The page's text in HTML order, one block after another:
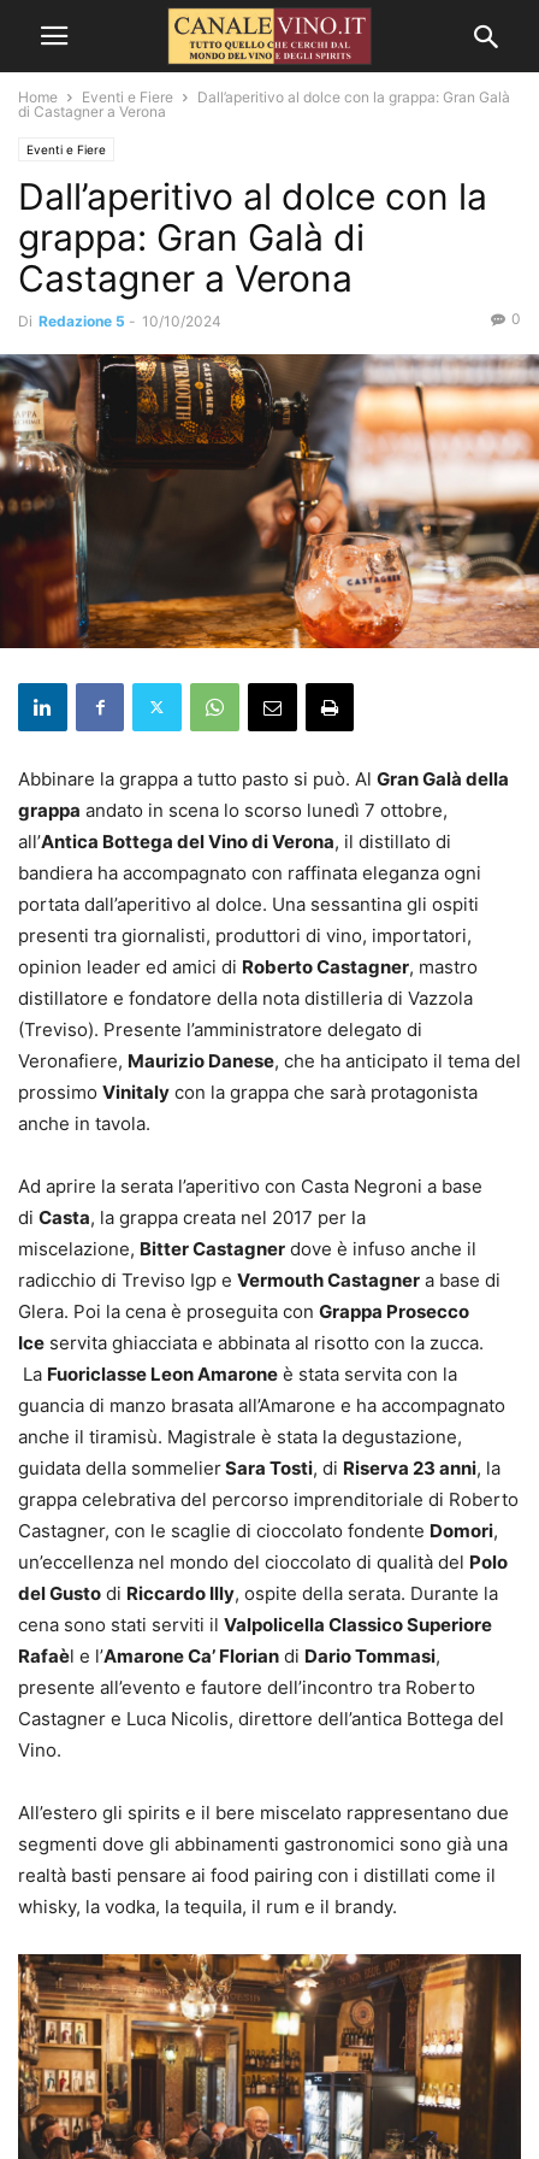
Home Eventi e Fiere
Dall’aperitivo al dolce con la grappa: Gran Galà
di Castagner a Verona
Eventi e Fiere
Dall’aperitivo al dolce con la
grappa: Gran Galà di
Castagner a Verona
Di Redazione 5 - 10/10/2024 0
Abbinare la grappa a tutto pasto si può. Al Gran Galà della
grappa andato in scena lo scorso lunedì 7 ottobre,
all’Antica Bottega del Vino di Verona, il distillato di
bandiera ha accompagnato con raffinata eleganza ogni
portata dall’aperitivo al dolce. Una sessantina gli ospiti
presenti tra giornalisti, produttori di vino, importatori,
opinion leader ed amici di Roberto Castagner, mastro
distillatore e fondatore della nota distilleria di Vazzola
(Treviso). Presente l’amministratore delegato di
Veronafiere, Maurizio Danese, che ha anticipato il tema del
prossimo Vinitaly con la grappa che sarà protagonista
anche in tavola.
Ad aprire la serata l’aperitivo con Casta Negroni a base
di Casta, la grappa creata nel 2017 per la
miscelazione, Bitter Castagner dove è infuso anche il
radicchio di Treviso Igp e Vermouth Castagner a base di
Glera. Poi la cena è proseguita con Grappa Prosecco
Ice servita ghiacciata e abbinata al risotto con la zucca.
La Fuoriclasse Leon Amarone è stata servita con la
guancia di manzo brasata all’Amarone e ha accompagnato
anche il tiramisù. Magistrale è stata la degustazione,
guidata della sommelierSara Tosti, di Riserva 23 anni, la
grappa celebrativa del percorso imprenditoriale di Roberto
Castagner, con le scaglie di cioccolato fondente Domori,
un’eccellenza nel mondo del cioccolato di qualità del Polo
del Gusto di Riccardo Illy, ospite della serata. Durante la
cena sono stati serviti il Valpolicella Classico Superiore
Rafaèl e l’Amarone Ca’ Florian di Dario Tommasi,
presente all’evento e fautore dell’incontro tra Roberto
Castagner e Luca Nicolis, direttore dell’antica Bottega del
Vino.
All’estero gli spirits e il bere miscelato rappresentano due
segmenti dove gli abbinamenti gastronomici sono già una
realtà basti pensare ai food pairing con i distillati come il
whisky, la vodka, la tequila, il rum e il brandy.